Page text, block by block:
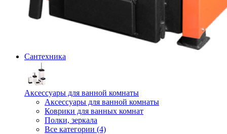
Сантехника
Аксессуары для ванной комнаты
Аксессуары для ванной комнаты
Коврики для ванных комнат
Полки, зеркала
Все категории (4)